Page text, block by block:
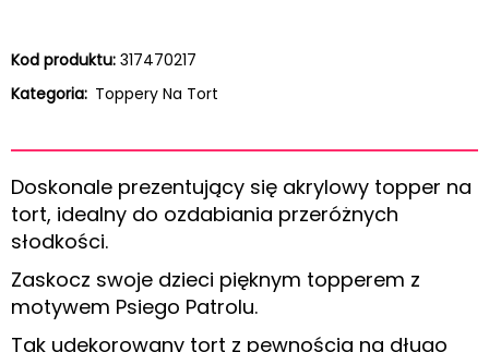
Kod produktu: 317470217
Kategoria: Toppery Na Tort
Doskonale prezentujący się akrylowy topper na
tort, idealny do ozdabiania przeróżnych
słodkości.
Zaskocz swoje dzieci pięknym topperem z
motywem Psiego Patrolu.
Tak udekorowany tort z pewnością na długo